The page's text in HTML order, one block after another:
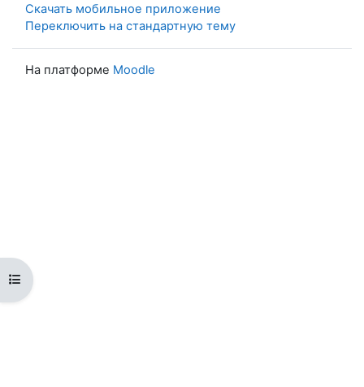
Открыть оглавление курса
Скачать мобильное приложение
Переключить на стандартную тему
На платформе Moodle